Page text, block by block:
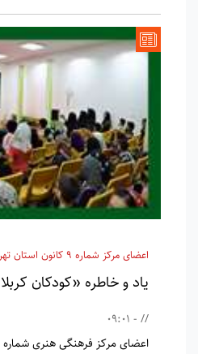
اعضای مرکز شماره 9 کانون استان تهران؛
یاد و خاطره «کودکان
// - 09:01